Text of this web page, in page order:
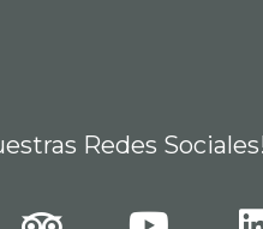
Redes Sociales!